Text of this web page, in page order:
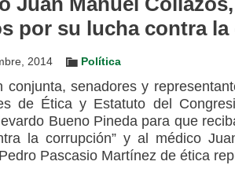
por su lucha contra
2014 Política
conjunta, senadores y
de Ética y Estatuto del
Bueno Pineda para que
la corrupción” y al médico
Pascasio Martínez de ética